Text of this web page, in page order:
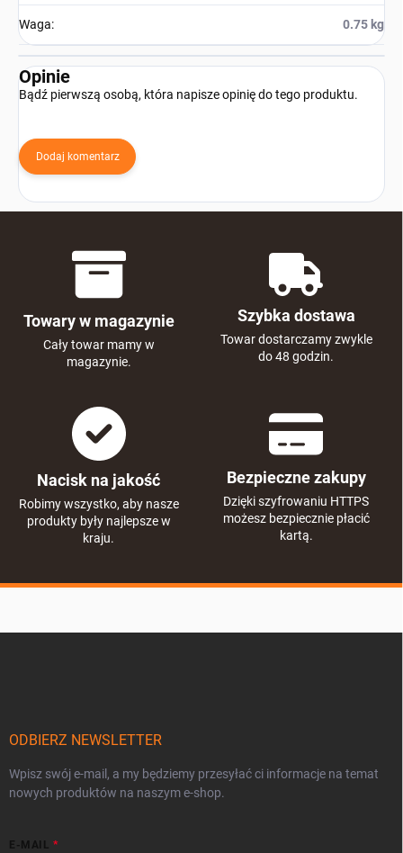
Waga: 0.75 kg
Opinie
Bądź pierwszą osobą, która napisze opinię do tego produktu.
Dodaj komentarz
Towary w magazynie
Cały towar mamy w
magazynie.
Szybka dostawa
Towar dostarczamy zwykle
do 48 godzin.
Nacisk na jakość
Robimy wszystko, aby nasze
produkty były najlepsze w
kraju.
Bezpieczne zakupy
Dzięki szyfrowaniu HTTPS
możesz bezpiecznie płacić
kartą.
ODBIERZ NEWSLETTER
Wpisz swój e-mail, a my będziemy przesyłać ci informacje na temat
nowych produktów na naszym e-shop.
E-MAIL